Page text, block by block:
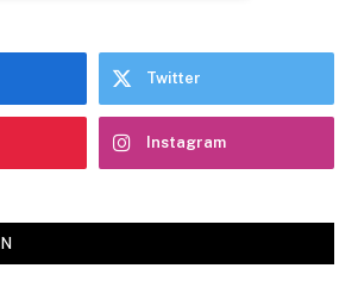
Twitter
Instagram